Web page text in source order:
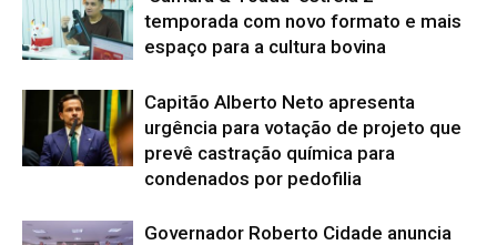
temporada com novo formato e mais
espaço para a cultura bovina
Capitão Alberto Neto apresenta
urgência para votação de projeto que
prevê castração química para
condenados por pedofilia
Governador Roberto Cidade anuncia